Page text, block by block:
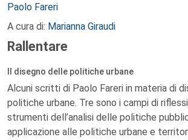
Autori:
Paolo Fareri
A cura di: Marianna Giraudi
Rallentare
Il disegno delle politiche urbane
Alcuni scritti di Paolo Fareri in materia di
politiche urbane. Tre sono i campi di
strumenti dell’analisi delle politiche
applicazione alle politiche urbane e